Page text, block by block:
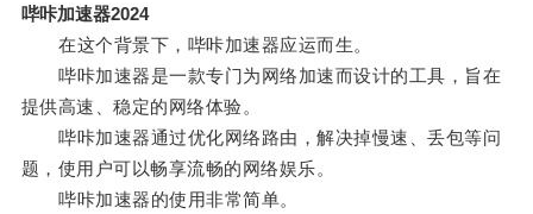
哔咔加速器2024
在这个背景下，哔咔加速器应运而生。
哔咔加速器是一款专门为网络加速而设计的工具，旨在
提供高速、稳定的网络体验。
哔咔加速器通过优化网络路由，解决掉慢速、丢包等问
题，使用户可以畅享流畅的网络娱乐。
哔咔加速器的使用非常简单。